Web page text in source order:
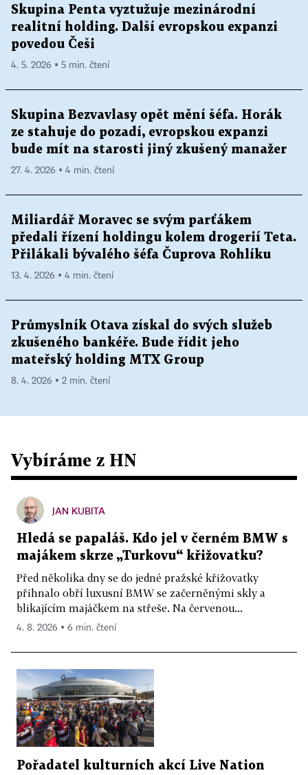
Skupina Penta vyztužuje mezinárodní
realitní holding. Další evropskou expanzi
povedou Češi
4. 5. 2026 ▪ 5 min. čtení
Skupina Bezvavlasy opět mění šéfa. Horák
ze stahuje do pozadí, evropskou expanzi
bude mít na starosti jiný zkušený manažer
27. 4. 2026 ▪ 4 min. čtení
Miliardář Moravec se svým parťákem
předali řízení holdingu kolem drogerií Teta.
Přilákali bývalého šéfa Čuprova Rohlíku
13. 4. 2026 ▪ 4 min. čtení
Průmyslník Otava získal do svých služeb
zkušeného bankéře. Bude řídit jeho
mateřský holding MTX Group
8. 4. 2026 ▪ 2 min. čtení
Vybíráme z HN
JAN KUBITA
Hledá se papaláš. Kdo jel v černém BMW s
majákem skrze „Turkovu“ křižovatku?
Před několika dny se do jedné pražské křižovatky
přihnalo obří luxusní BMW se začerněnými skly a
blikajícím majáčkem na střeše. Na červenou...
4. 8. 2026 ▪ 6 min. čtení
Pořadatel kulturních akcí Live Nation